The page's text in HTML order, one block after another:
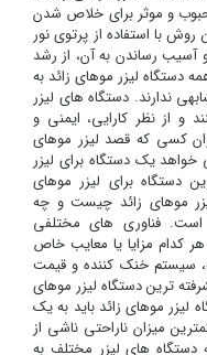
و موثر برای خلاص شدن
با استفاده از پرتوی نور
آسیب رساندن به آن، از رشد
دستگاه لیزر موهای زائد به
ندارند. دستگاه های لیزر
و از نظر کارایی، ایمنی و
کسی که قصد لیزر موهای
یک دستگاه برای لیزر
دستگاه برای لیزر موهای
موهای زائد چیست و چه
است. فناوری های مختلفی
هر کدام مزایا یا معایب خاص
سیستم خنک کننده و قیمت
ترین دستگاه لیزر موهای
لیزر موهای زائد باید به یک
میزان ناراحتی ناشی از
دستگاه های لیزر مختلف به